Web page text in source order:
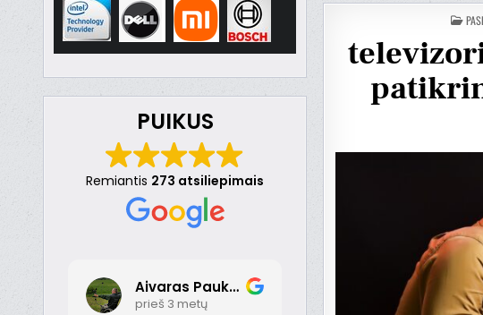
PUIKUS
Remiantis 273 atsiliepimais
Aivaras Paukste
prieš 3 metų
Donatas Krv
prieš 3 metų